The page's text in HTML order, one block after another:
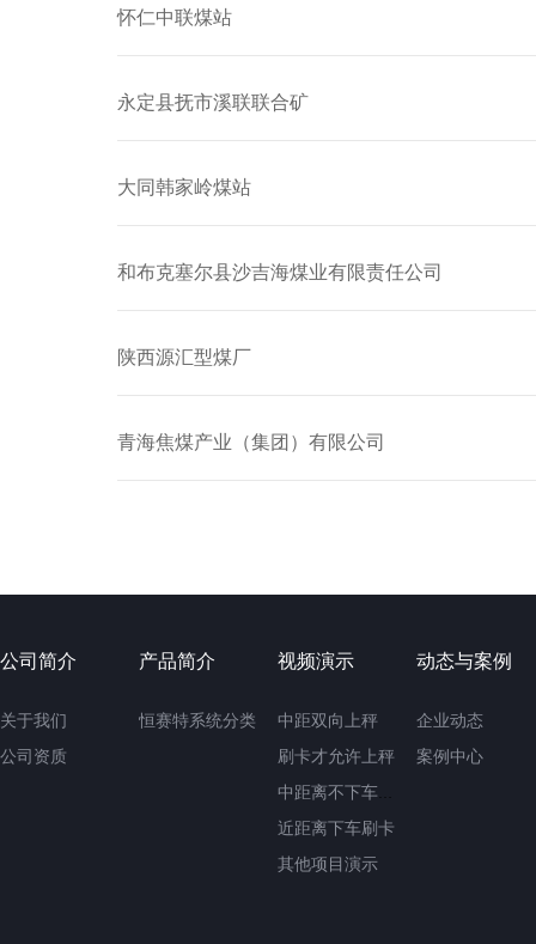
怀仁中联煤站
永定县抚市溪联联合矿
大同韩家岭煤站
和布克塞尔县沙吉海煤业有限责任公司
陕西源汇型煤厂
青海焦煤产业（集团）有限公司
公司简介
关于我们
公司资质
产品简介
恒赛特系统分类
视频演示
中距双向上秤
刷卡才允许上秤
近距离下车刷卡
其他项目演示
动态与案例
企业动态
案例中心